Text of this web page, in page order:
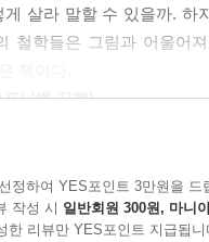
을 그리는 작가가 되어
업해온 카툰의 연장이
살라 말할 수 있을까.
철학들은 그림과 어울어
닝벨 진행)
정하여 YES포인트 3만원을 드
작성 시 일반회원 300원, 마니
한 리뷰만 YES포인트 지급됩니